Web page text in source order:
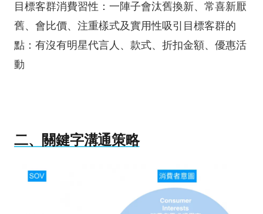
目標客群消費習性：一陣子會汰舊換新、常喜新厭
舊、會比價、注重樣式及實用性吸引目標客群的
點：有沒有明星代言人、款式、折扣金額、優惠活
動
二、關鍵字溝通策略